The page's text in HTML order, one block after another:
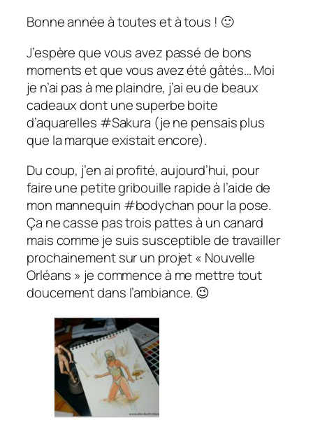
Bonne année à toutes et à tous ! 🙂
J’espère que vous avez passé de bons
moments et que vous avez été gâtés… Moi
je n’ai pas à me plaindre, j’ai eu de beaux
cadeaux dont une superbe boite
d’aquarelles #Sakura (je ne pensais plus
que la marque existait encore).
Du coup, j’en ai profité, aujourd’hui, pour
faire une petite gribouille rapide à l’aide de
mon mannequin #bodychan pour la pose.
Ça ne casse pas trois pattes à un canard
mais comme je suis susceptible de travailler
prochainement sur un projet « Nouvelle
Orléans » je commence à me mettre tout
doucement dans l’ambiance. 😉